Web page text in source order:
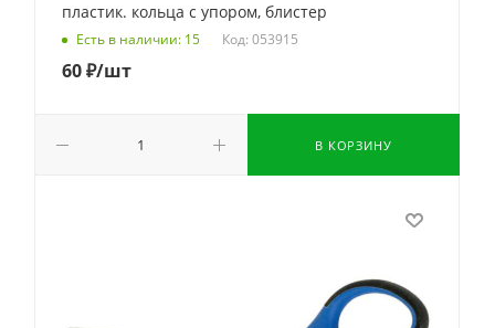
пластик. кольца с упором, блистер
Есть в наличии: 15 Код: 053915
60₽/шт
В КОРЗИНУ